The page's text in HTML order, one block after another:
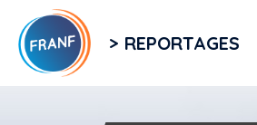
> REPORTAGES